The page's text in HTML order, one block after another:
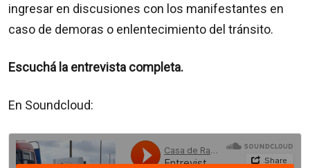
ingresar en discusiones con los manifestantes en
caso de demoras o enlentecimiento del tránsito.
Escuchá la entrevista completa.
En Soundcloud: